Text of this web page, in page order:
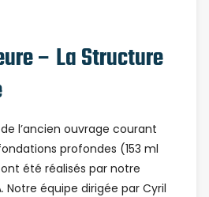
– La Structure
l’ancien ouvrage courant
profondes (153 ml
été réalisés par notre
Notre équipe dirigée par Cyril